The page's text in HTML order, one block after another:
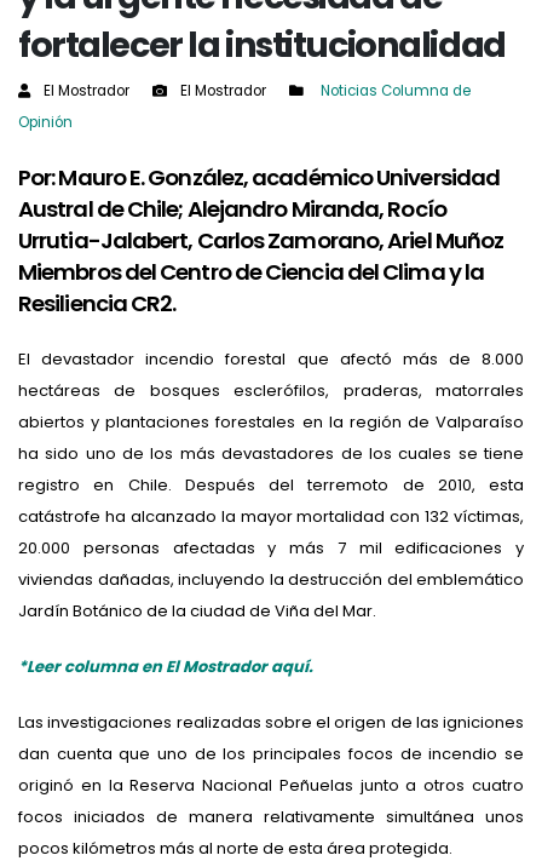
fortalecer la institucionalidad
El Mostrador El Mostrador Noticias Columna de
Opinión
Por: Mauro E. González, académico Universidad
Austral de Chile; Alejandro Miranda, Rocío
Urrutia-Jalabert, Carlos Zamorano, Ariel Muñoz
Miembros del Centro de Ciencia del Clima y la
Resiliencia CR2.
El devastador incendio forestal que afectó más de 8.000
hectáreas de bosques esclerófilos, praderas, matorrales
abiertos y plantaciones forestales en la región de Valparaíso
ha sido uno de los más devastadores de los cuales se tiene
registro en Chile. Después del terremoto de 2010, esta
catástrofe ha alcanzado la mayor mortalidad con 132 víctimas,
20.000 personas afectadas y más 7 mil edificaciones y
viviendas dañadas, incluyendo la destrucción del emblemático
Jardín Botánico de la ciudad de Viña del Mar.
*Leer columna en El Mostrador aquí.
Las investigaciones realizadas sobre el origen de las igniciones
dan cuenta que uno de los principales focos de incendio se
originó en la Reserva Nacional Peñuelas junto a otros cuatro
focos iniciados de manera relativamente simultánea unos
pocos kilómetros más al norte de esta área protegida.